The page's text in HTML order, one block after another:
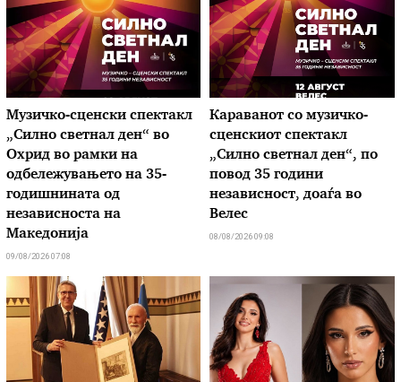
Музичко-сценски спектакл
„Силно светнал ден“ во
Охрид во рамки на
одбележувањето на 35-
годишнината од
независноста на
Македонија
09/08/2026 07:08
Караванот со музичкo-
сценскиот спектакл
„Силно светнал ден“, по
повод 35 години
независност, доаѓа во
Велес
08/08/2026 09:08